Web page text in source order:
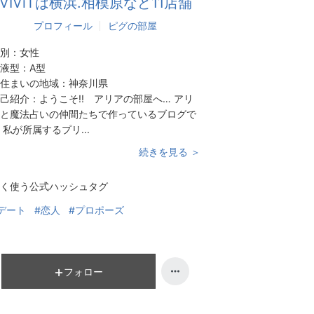
プロフィール ピグの部屋
： 女性
型： A型
まいの地域： 神奈川県
紹介： ようこそ!! アリアの部屋へ… アリ
魔法占いの仲間たちで作っているブログで
私が所属するプリ...
続きを見る ＞
使う公式ハッシュタグ
ート #恋人 #プロポーズ
フォロー